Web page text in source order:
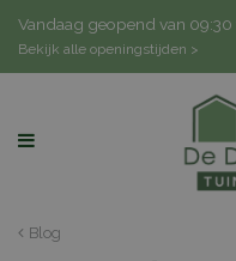
Blog
Vandaag geopend van 09:30
Bekijk alle openingstijden >